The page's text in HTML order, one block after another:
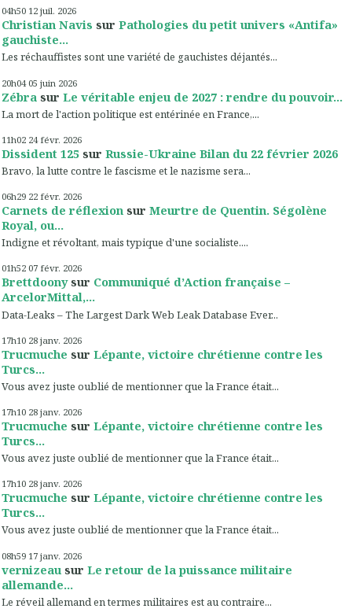
04h50 12 juil. 2026
Christian Navis sur Pathologies du petit univers «Antifa»
gauchiste...
Les réchauffistes sont une variété de gauchistes déjantés...
20h04 05 juin 2026
Zébra sur Le véritable enjeu de 2027 : rendre du pouvoir...
La mort de l'action politique est entérinée en France,...
11h02 24 févr. 2026
Dissident 125 sur Russie-Ukraine Bilan du 22 février 2026
Bravo, la lutte contre le fascisme et le nazisme sera...
06h29 22 févr. 2026
Carnets de réflexion sur Meurtre de Quentin. Ségolène
Royal, ou...
Indigne et révoltant, mais typique d'une socialiste....
01h52 07 févr. 2026
Brettdoonysur Communiqué d’Action française –
ArcelorMittal,...
Data-Leaks – The Largest Dark Web Leak Database Ever...
17h10 28 janv. 2026
Trucmuche sur Lépante, victoire chrétienne contre les
Turcs...
Vous avez juste oublié de mentionner que la France était...
17h10 28 janv. 2026
Trucmuche sur Lépante, victoire chrétienne contre les
Turcs...
Vous avez juste oublié de mentionner que la France était...
17h10 28 janv. 2026
Trucmuche sur Lépante, victoire chrétienne contre les
Turcs...
Vous avez juste oublié de mentionner que la France était...
08h59 17 janv. 2026
vernizeau sur Le retour de la puissance militaire
allemande...
Le réveil allemand en termes militaires est au contraire...